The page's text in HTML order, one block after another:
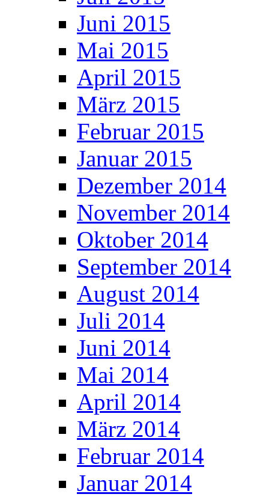
Juni 2015
Mai 2015
April 2015
März 2015
Februar 2015
Januar 2015
Dezember 2014
November 2014
Oktober 2014
September 2014
August 2014
Juli 2014
Juni 2014
Mai 2014
April 2014
März 2014
Februar 2014
Januar 2014